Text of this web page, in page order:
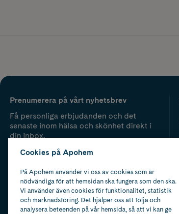
Prenumerera på vårt nyhetsbrev
Få personliga erbjudanden och det
senaste inom hälsa och skönhet direkt i
din inbox.
Cookies på Apohem
På Apohem använder vi oss av cookies som är
nödvändiga för att hemsidan ska fungera som den ska.
Vi använder även cookies för funktionalitet, statistik
och marknadsföring. Det hjälper oss att följa och
analysera beteenden på vår hemsida, så att vi kan ge